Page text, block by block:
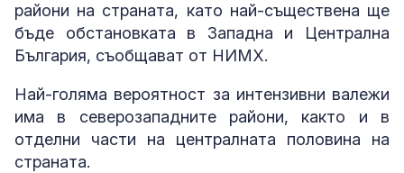
райони на страната, като най-съществена ще
бъде обстановката в Западна и Централна
България, съобщават от НИМХ.
Най-голяма вероятност за интензивни валежи
има в северозападните райони, както и в
отделни части на централната половина на
страната.